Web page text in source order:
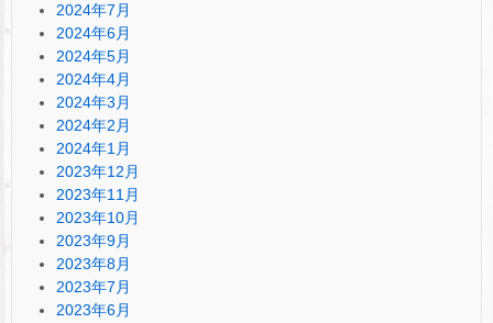
2024年7月
2024年6月
2024年5月
2024年4月
2024年3月
2024年2月
2024年1月
2023年12月
2023年11月
2023年10月
2023年9月
2023年8月
2023年7月
2023年6月